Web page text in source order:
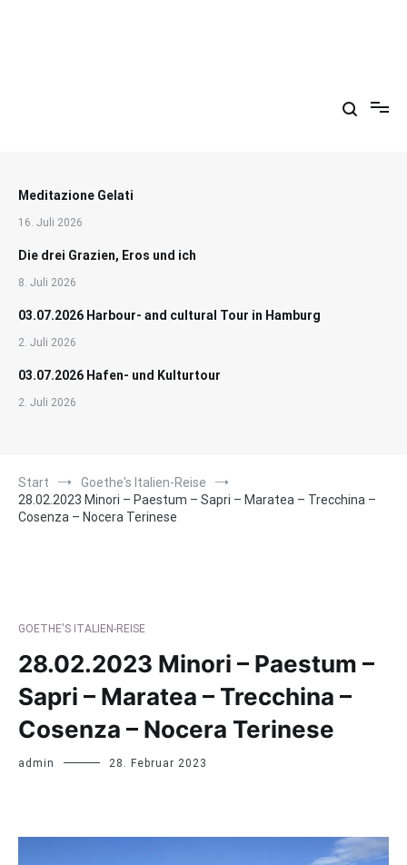
Meditazione Gelati
16. Juli 2026
Die drei Grazien, Eros und ich
8. Juli 2026
03.07.2026 Harbour- and cultural Tour in Hamburg
2. Juli 2026
03.07.2026 Hafen- und Kulturtour
2. Juli 2026
Start
Goethe's Italien-Reise
28.02.2023 Minori – Paestum – Sapri – Maratea – Trecchina –
Cosenza – Nocera Terinese
GOETHE'S ITALIEN-REISE
28.02.2023 Minori – Paestum –
Sapri – Maratea – Trecchina –
Cosenza – Nocera Terinese
admin 28. Februar 2023